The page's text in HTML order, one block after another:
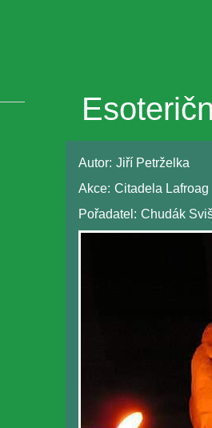
Autor: Jiří Petrželka
Akce: Citadela Lafroag
Pořadatel: Chudák